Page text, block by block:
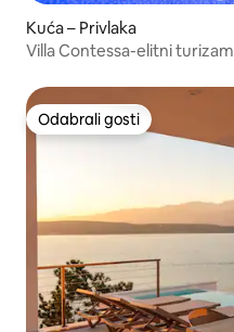
Kuća – Privlaka
Villa Contessa-elitni turizam
Odabrali gosti
Odabrali gosti